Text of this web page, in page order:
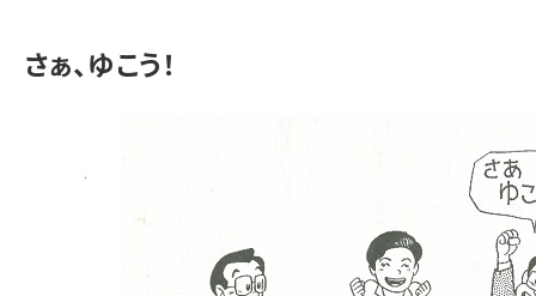
さぁ、ゆこう！